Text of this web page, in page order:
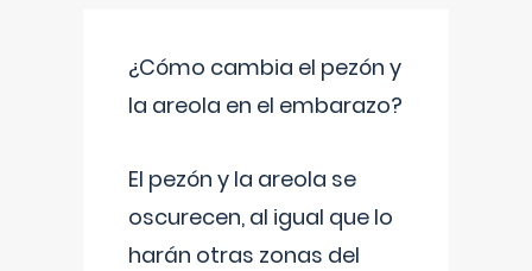
¿Cómo cambia el pezón y
la areola en el embarazo?
El pezón y la areola se
oscurecen, al igual que lo
harán otras zonas del